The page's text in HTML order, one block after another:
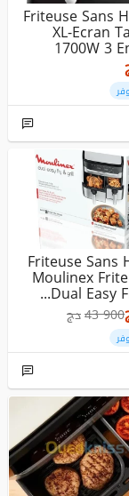
Friteuse Sans
XL-Ecran
1700W 3
Friteuse Sans
Moulinex
Dual Easy
43 900دج